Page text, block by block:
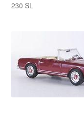
Shop
Über uns
On Tour
230 SL